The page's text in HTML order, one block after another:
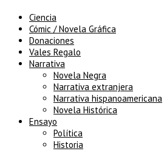
Ciencia
Cómic / Novela Gráfica
Donaciones
Vales Regalo
Narrativa
Novela Negra
Narrativa extranjera
Narrativa hispanoamericana
Novela Histórica
Ensayo
Política
Historia